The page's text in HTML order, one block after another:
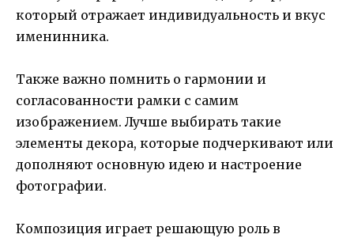
который отражает индивидуальность и вкус
именинника.
Также важно помнить о гармонии и
согласованности рамки с самим
изображением. Лучше выбирать такие
элементы декора, которые подчеркивают или
дополняют основную идею и настроение
фотографии.
Композиция играет решающую роль в